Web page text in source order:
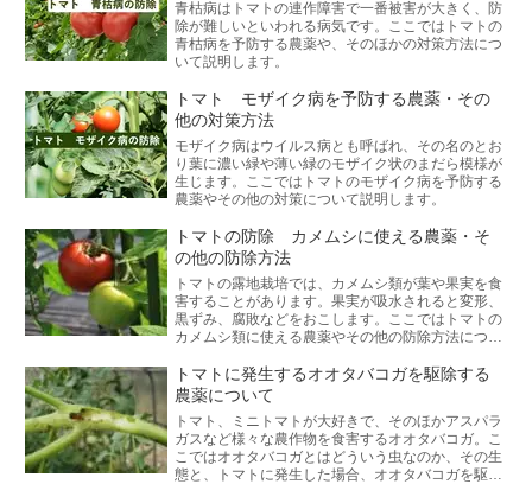
青枯病はトマトの連作障害で一番被害が大きく、防
除が難しいといわれる病気です。ここではトマトの
青枯病を予防する農薬や、そのほかの対策方法につ
いて説明します。
トマト モザイク病を予防する農薬・その
他の対策方法
モザイク病はウイルス病とも呼ばれ、その名のとお
り葉に濃い緑や薄い緑のモザイク状のまだら模様が
生じます。ここではトマトのモザイク病を予防する
農薬やその他の対策について説明します。
トマトの防除 カメムシに使える農薬・そ
の他の防除方法
トマトの露地栽培では、カメムシ類が葉や果実を食
害することがあります。果実が吸水されると変形、
黒ずみ、腐敗などをおこします。ここではトマトの
カメムシ類に使える農薬やその他の防除方法につい
トマトに発生するオオタバコガを駆除する
農薬について
トマト、ミニトマトが大好きで、そのほかアスパラ
ガスなど様々な農作物を食害するオオタバコガ。こ
こではオオタバコガとはどういう虫なのか、その生
態と、トマトに発生した場合、オオタバコガを駆